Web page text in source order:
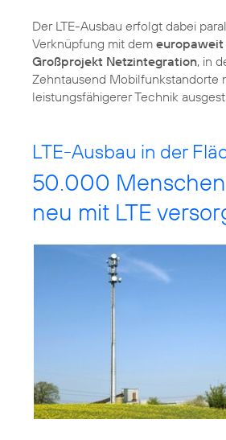
Der LTE-Ausbau erfolgt dabei
Verknüpfung mit dem
Großprojekt Netzintegration, in
Zehntausend Mobilfunkstandorte
leistungsfähigerer Technik
LTE-Ausbau in der
50.000
neu mit LTE